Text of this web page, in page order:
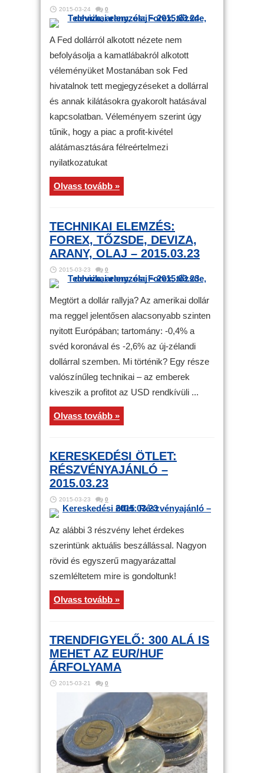
2015-03-24 0
A Fed dollárról alkotott nézete nem
befolyásolja a kamatlábakról alkotott
véleményüket Mostanában sok Fed
hivatalnok tett megjegyzéseket a dollárral
és annak kilátásokra gyakorolt hatásával
kapcsolatban. Véleményem szerint úgy
tűnik, hogy a piac a profit-kivétel
alátámasztására félreértelmezi
nyilatkozatukat
Olvass tovább »
TECHNIKAI ELEMZÉS:
FOREX, TŐZSDE, DEVIZA,
ARANY, OLAJ – 2015.03.23
2015-03-23 0
Megtört a dollár rallyja? Az amerikai dollár
ma reggel jelentősen alacsonyabb szinten
nyitott Európában; tartomány: -0,4% a
svéd koronával és -2,6% az új-zélandi
dollárral szemben. Mi történik? Egy része
valószínűleg technikai – az emberek
kiveszik a profitot az USD rendkívüli ...
Olvass tovább »
KERESKEDÉSI ÖTLET:
RÉSZVÉNYAJÁNLÓ –
2015.03.23
2015-03-23 0
Az alábbi 3 részvény lehet érdekes
szerintünk aktuális beszállással. Nagyon
rövid és egyszerű magyarázattal
szemléltetem mire is gondoltunk!
Olvass tovább »
TRENDFIGYELŐ: 300 ALÁ IS
MEHET AZ EUR/HUF
ÁRFOLYAMA
2015-03-21 0